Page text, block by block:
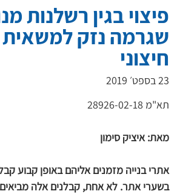
פיצוי בגין רשלנות
שגרמה נזק
חיצוני
23 בספט׳ 2019
מאת: איציק סימון
אתרי בנייה מזמנים אליהם באופן קבוע
בשערי אתר. לא אחת, קבלנים אלה